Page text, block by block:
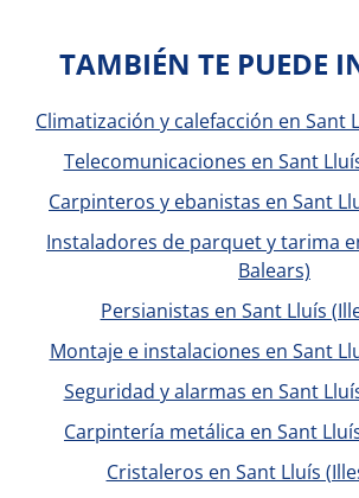
TAMBIÉN TE PUEDE
Climatización y calefacción en Sant
Telecomunicaciones en Sant
Carpinteros y ebanistas en Sant
Instaladores de parquet y tarima
Balears)
Persianistas en Sant Lluís
Montaje e instalaciones en Sant
Seguridad y alarmas en Sant
Carpintería metálica en Sant
Cristaleros en Sant Lluís